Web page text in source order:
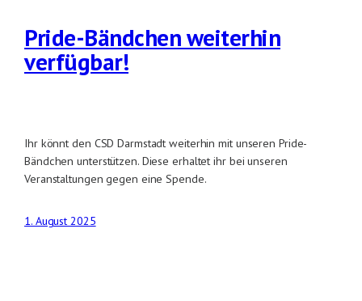
Pride-Bändchen weiterhin
verfügbar!
Ihr könnt den CSD Darmstadt weiterhin mit unseren Pride-
Bändchen unterstützen. Diese erhaltet ihr bei unseren
Veranstaltungen gegen eine Spende.
1. August 2025